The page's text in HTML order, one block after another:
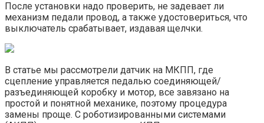
После установки надо проверить, не задевает ли
механизм педали провод, а также удостовериться, что
выключатель срабатывает, издавая щелчки.
В статье мы рассмотрели датчик на МКПП, где
сцепление управляется педалью соединяющей/
разъединяющей коробку и мотор, все завязано на
простой и понятной механике, поэтому процедура
замены проще. С роботизированными системами